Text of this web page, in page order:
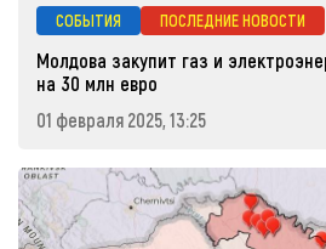
СОБЫТИЯ ПОСЛЕДНИЕ НОВОСТИ
Молдова закупит газ и
на 30 млн евро
01 февраля 2025, 13:25